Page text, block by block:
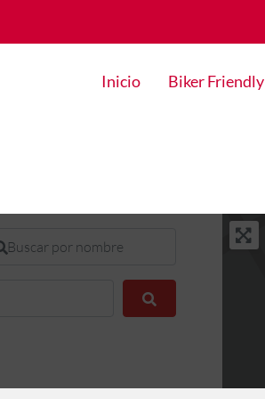
Inicio Biker Friendly
por nombre